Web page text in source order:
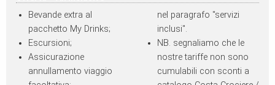
Bevande extra al
pacchetto My Drinks;
Escursioni;
Assicurazione
annullamento viaggio
nel paragrafo "servizi
inclusi".
NB. segnaliamo che le
nostre tariffe non sono
cumulabili con sconti a